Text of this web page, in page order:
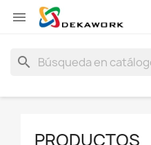

search
PRODUCTOS